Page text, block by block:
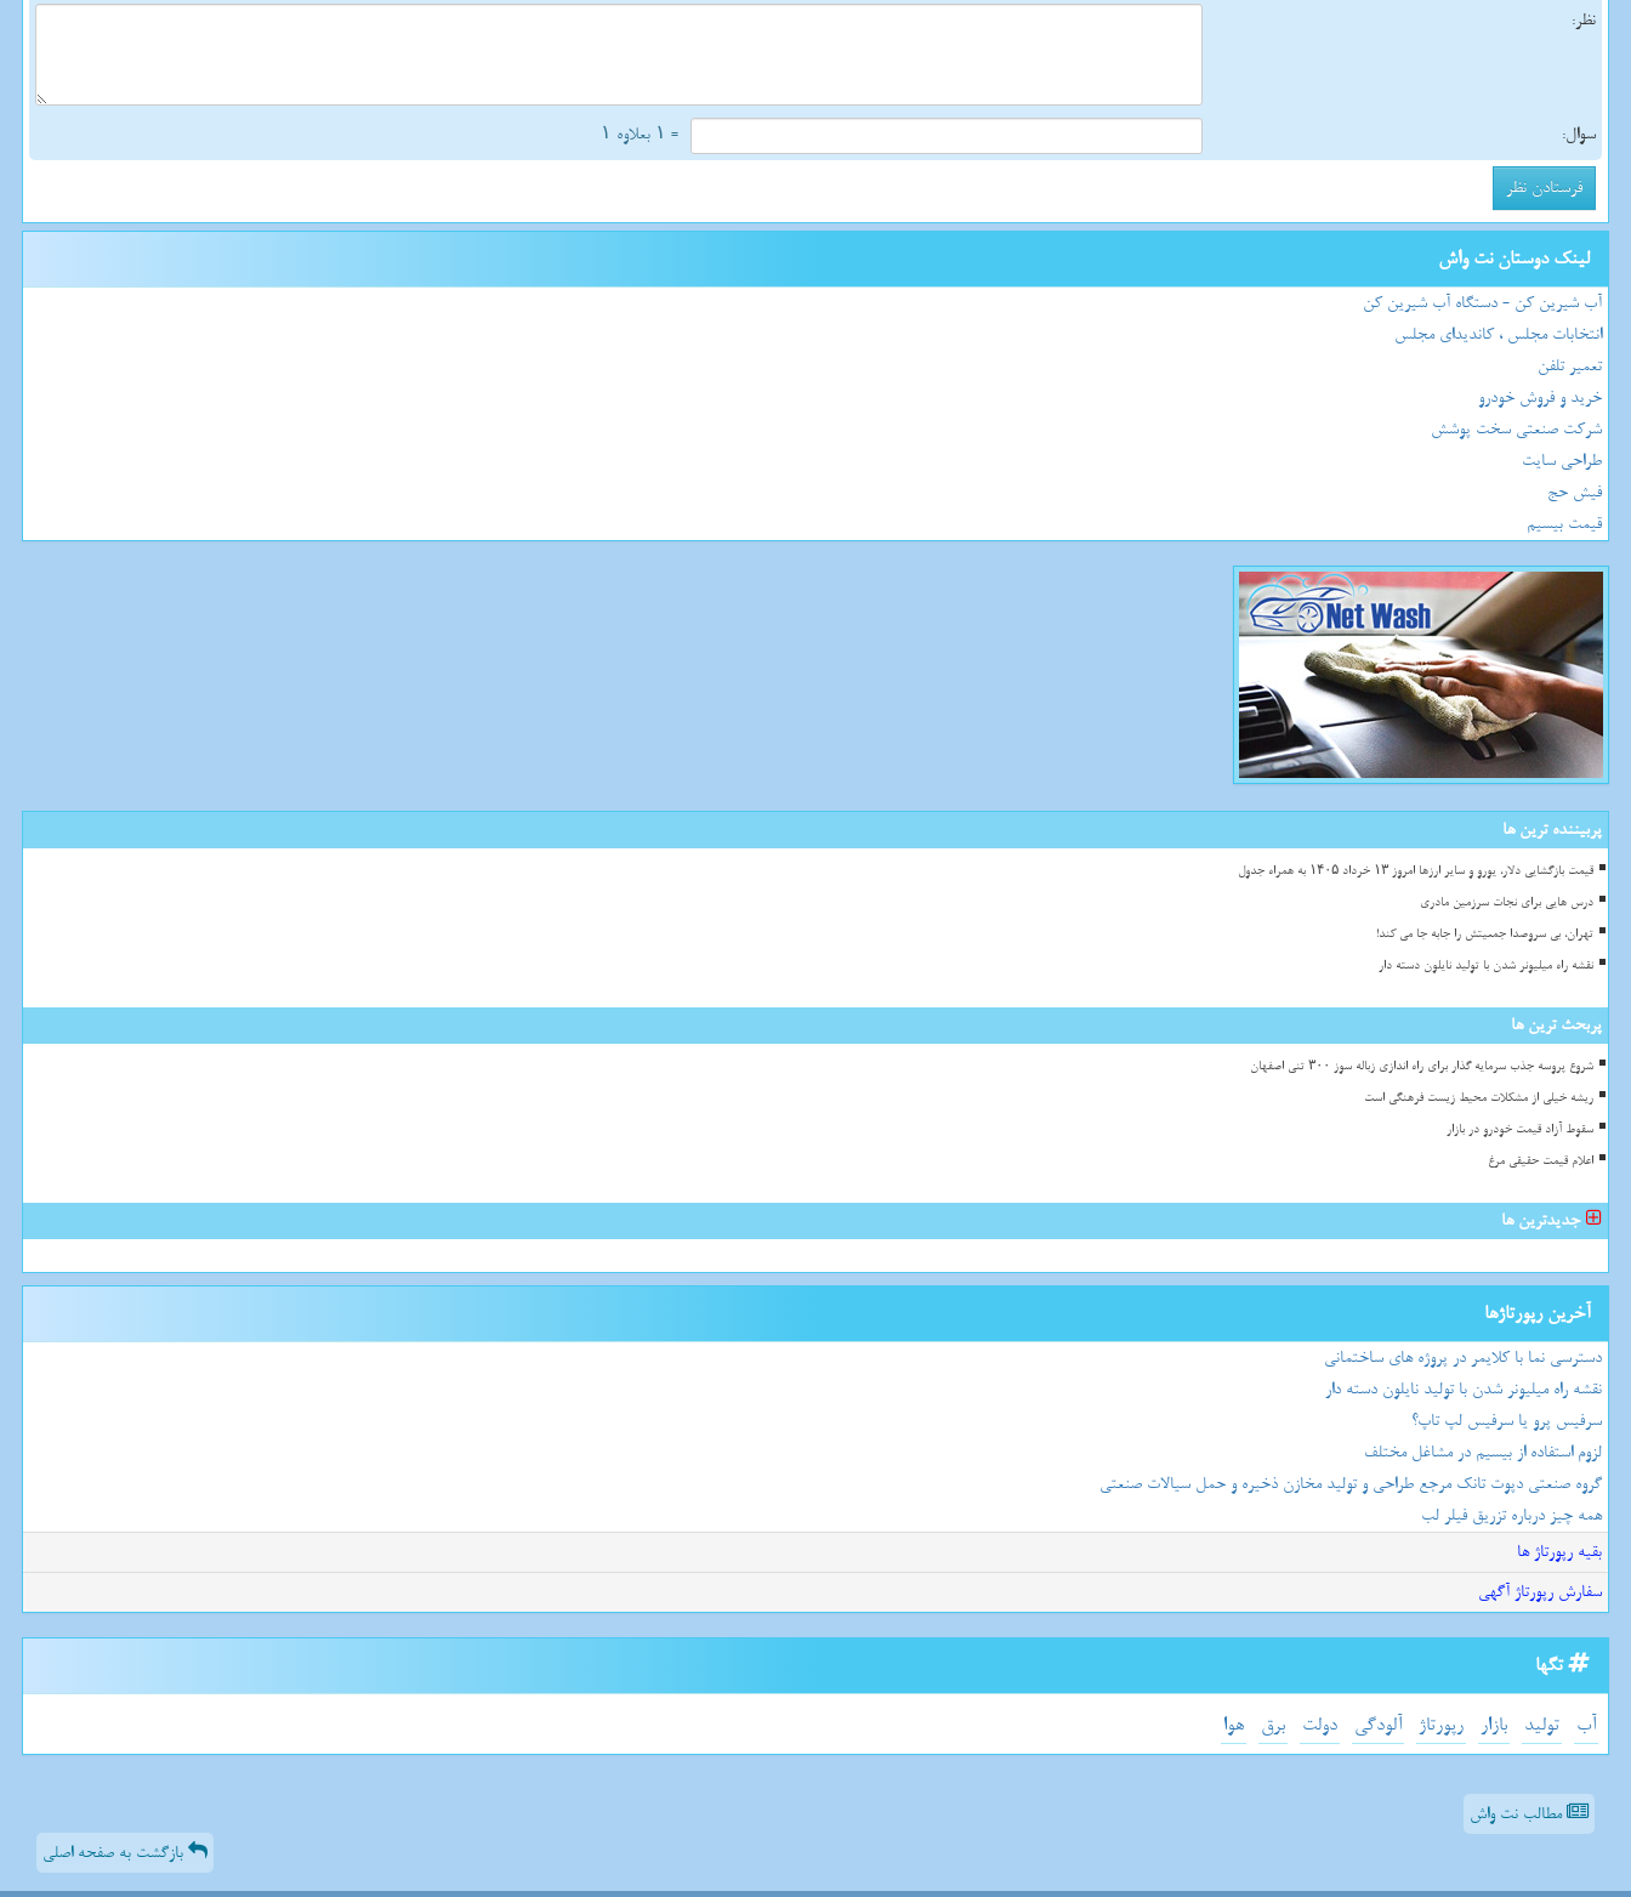
نظر:
سوال: = ۱ بعلاوه ۱
لینک دوستان نت واش
آب شیرین کن - دستگاه آب شیرین کن
انتخابات مجلس ، کاندیدای مجلس
تعمیر تلفن
خرید و فروش خودرو
شرکت صنعتی سخت پوشش
طراحی سایت
فیش حج
قیمت بیسیم
پربیننده ترین ها
قیمت بازگشایی دلار، یورو و سایر ارزها امروز ۱۳ خرداد ۱۴۰۵ به همراه جدول
درس هایی برای نجات سرزمین مادری
تهران، بی سروصدا جمعیتش را جابه جا می کند!
نقشه راه میلیونر شدن با تولید نایلون دسته دار
پربحث ترین ها
شروع پروسه جذب سرمایه گذار برای راه اندازی زباله سوز ۳۰۰ تنی اصفهان
ریشه خیلی از مشکلات محیط زیست فرهنگی است
سقوط آزاد قیمت خودرو در بازار
اعلام قیمت حقیقی مرغ
جدیدترین ها
آخرین رپورتاژها
دسترسی نما با کلایمر در پروژه های ساختمانی
نقشه راه میلیونر شدن با تولید نایلون دسته دار
سرفیس پرو یا سرفیس لپ تاپ؟
لزوم استفاده از بیسیم در مشاغل مختلف
گروه صنعتی دپوت تانک مرجع طراحی و تولید مخازن ذخیره و حمل سیالات صنعتی
همه چیز درباره تزریق فیلر لب
بقیه رپورتاژ ها
سفارش رپورتاژ آگهی
تگها
آب تولید بازار رپورتاژ آلودگی دولت برق هوا
مطالب نت واش
بازگشت به صفحه اصلی